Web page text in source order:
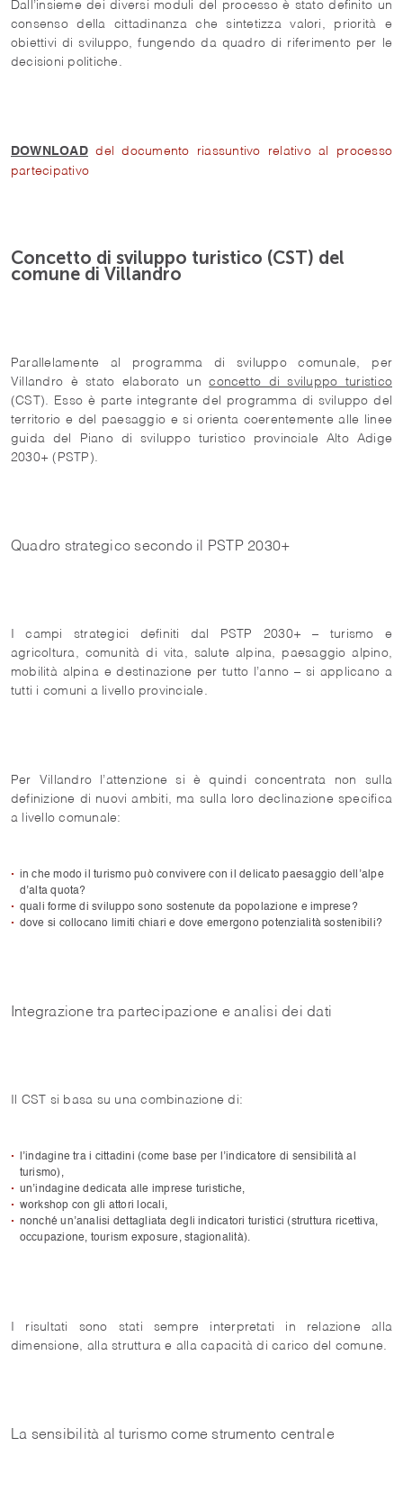
Dall’insieme dei diversi moduli del processo è stato definito un
consenso della cittadinanza che sintetizza valori, priorità e
obiettivi di sviluppo, fungendo da quadro di riferimento per le
decisioni politiche.
DOWNLOADdel documento riassuntivo relativo al processo
partecipativo
Concetto di sviluppo turistico (CST) del
comune di Villandro
Parallelamente al programma di sviluppo comunale, per
Villandro è stato elaborato unconcetto di sviluppo turistico
(CST). Esso è parte integrante del programma di sviluppo del
territorio e del paesaggio e si orienta coerentemente alle linee
guida del Piano di sviluppo turistico provinciale Alto Adige
2030+ (PSTP).
Quadro strategico secondo il PSTP 2030+
I campi strategici definiti dal PSTP 2030+ – turismo e
agricoltura, comunità di vita, salute alpina, paesaggio alpino,
mobilità alpina e destinazione per tutto l’anno – si applicano a
tutti i comuni a livello provinciale.
Per Villandro l’attenzione si è quindi concentrata non sulla
definizione di nuovi ambiti, ma sulla loro declinazione specifica
a livello comunale:
in che modo il turismo può convivere con il delicato paesaggio dell’alpe
d’alta quota?
quali forme di sviluppo sono sostenute da popolazione e imprese?
dove si collocano limiti chiari e dove emergono potenzialità sostenibili?
Integrazione tra partecipazione e analisi dei dati
Il CST si basa su una combinazione di:
l’indagine tra i cittadini (come base per l’indicatore di sensibilità al
turismo),
un’indagine dedicata alle imprese turistiche,
workshop con gli attori locali,
nonché un’analisi dettagliata degli indicatori turistici (struttura ricettiva,
occupazione, tourism exposure, stagionalità).
I risultati sono stati sempre interpretati in relazione alla
dimensione, alla struttura e alla capacità di carico del comune.
La sensibilità al turismo come strumento centrale